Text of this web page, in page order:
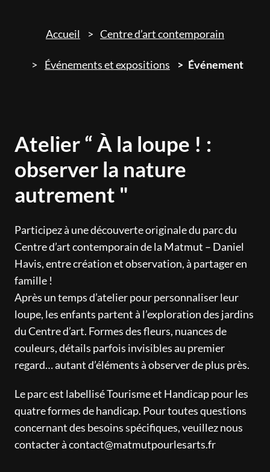
Accueil Centre d’art contemporain
Événements et expositions Événement
Atelier “ À la loupe ! :
observer la nature
autrement "
Participez à une découverte originale du parc du
Centre d’art contemporain de la Matmut – Daniel
Havis, entre création et observation, à partager en
famille !
Après un temps d’atelier pour personnaliser leur
loupe, les enfants partent à l’exploration des jardins
du Centre d’art. Formes des fleurs, nuances de
couleurs, détails parfois invisibles au premier
regard… autant d’éléments à observer de plus près.
Le parc est labellisé Tourisme et Handicap pour les
quatre formes de handicap. Pour toutes questions
concernant des besoins spécifiques, veuillez nous
contacter à contact@matmutpourlesarts.fr